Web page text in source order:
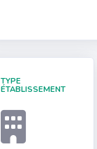
TYPE
ÉTABLISSEMENT